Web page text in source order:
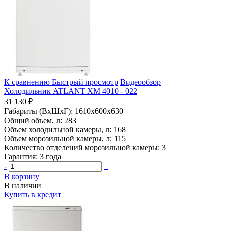
К сравнению Быстрый просмотр Видеообзор
Холодильник ATLANT ХМ 4010 - 022
31 130 ₽
Габариты (ВхШхГ): 1610x600x630
Общий объем, л: 283
Объем холодильной камеры, л: 168
Объем морозильной камеры, л: 115
Количество отделений морозильной камеры: 3
Гарантия: 3 года
-
+
В корзину
В наличии
Купить в кредит